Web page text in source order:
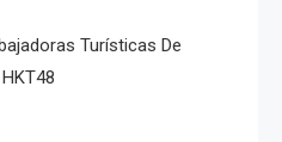
Turísticas De